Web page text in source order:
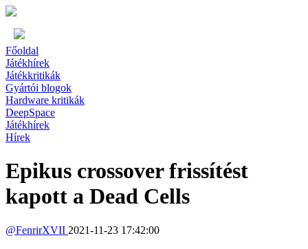
Főoldal
Játékhírek
Játékkritikák
Gyártói blogok
Hardware kritikák
DeepSpace
Játékhírek
Hírek
Epikus crossover frissítést
kapott a Dead Cells
@FenrirXVII 2021-11-23 17:42:00